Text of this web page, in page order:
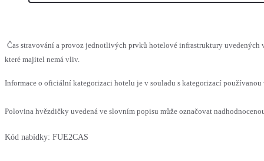
Čas stravování a provoz jednotlivých prvků hotelové infrastruktury uvedených
které majitel nemá vliv.
Informace o oficiální kategorizaci hotelu je v souladu s kategorizací
Polovina hvězdičky uvedená ve slovním popisu může označovat
Kód nabídky: FUE2CAS